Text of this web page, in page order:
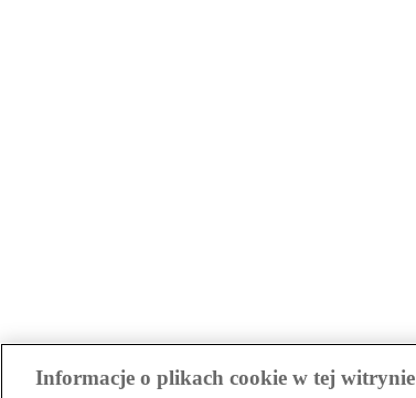
Informacje o plikach cookie w tej witrynie